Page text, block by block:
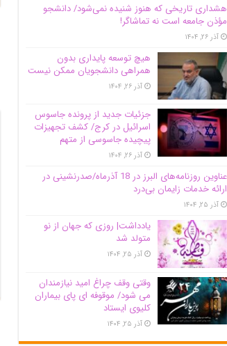
هشداری تاریخی که هنوز شنیده نمی‌شود/ دانشجو
مؤذن جامعه است نه تماشاگر!
آذر ۲۶, ۱۴۰۴
هیچ توسعه پایداری بدون
همراهی دانشجویان ممکن نیست
آذر ۲۶, ۱۴۰۴
جزئیات جدید از پرونده جاسوس
اسرائیل در کرج/‌ کشف تجهیزات
پیچیده جاسوسی از متهم
آذر ۲۶, ۱۴۰۴
عناوین روزنامه‌های البرز در ‌18 آذرماه/صدرنشینی در
ارائه خدمات زایمان بی‌درد
آذر ۲۵, ۱۴۰۴
یادداشت| روزی که جهان از نو
متولد شد
آذر ۲۵, ۱۴۰۴
وقتی وقف چراغ امید نیازمندان
می شود/ موقوفه ای پای بیماران
کلیوی ایستاد
آذر ۲۵, ۱۴۰۴